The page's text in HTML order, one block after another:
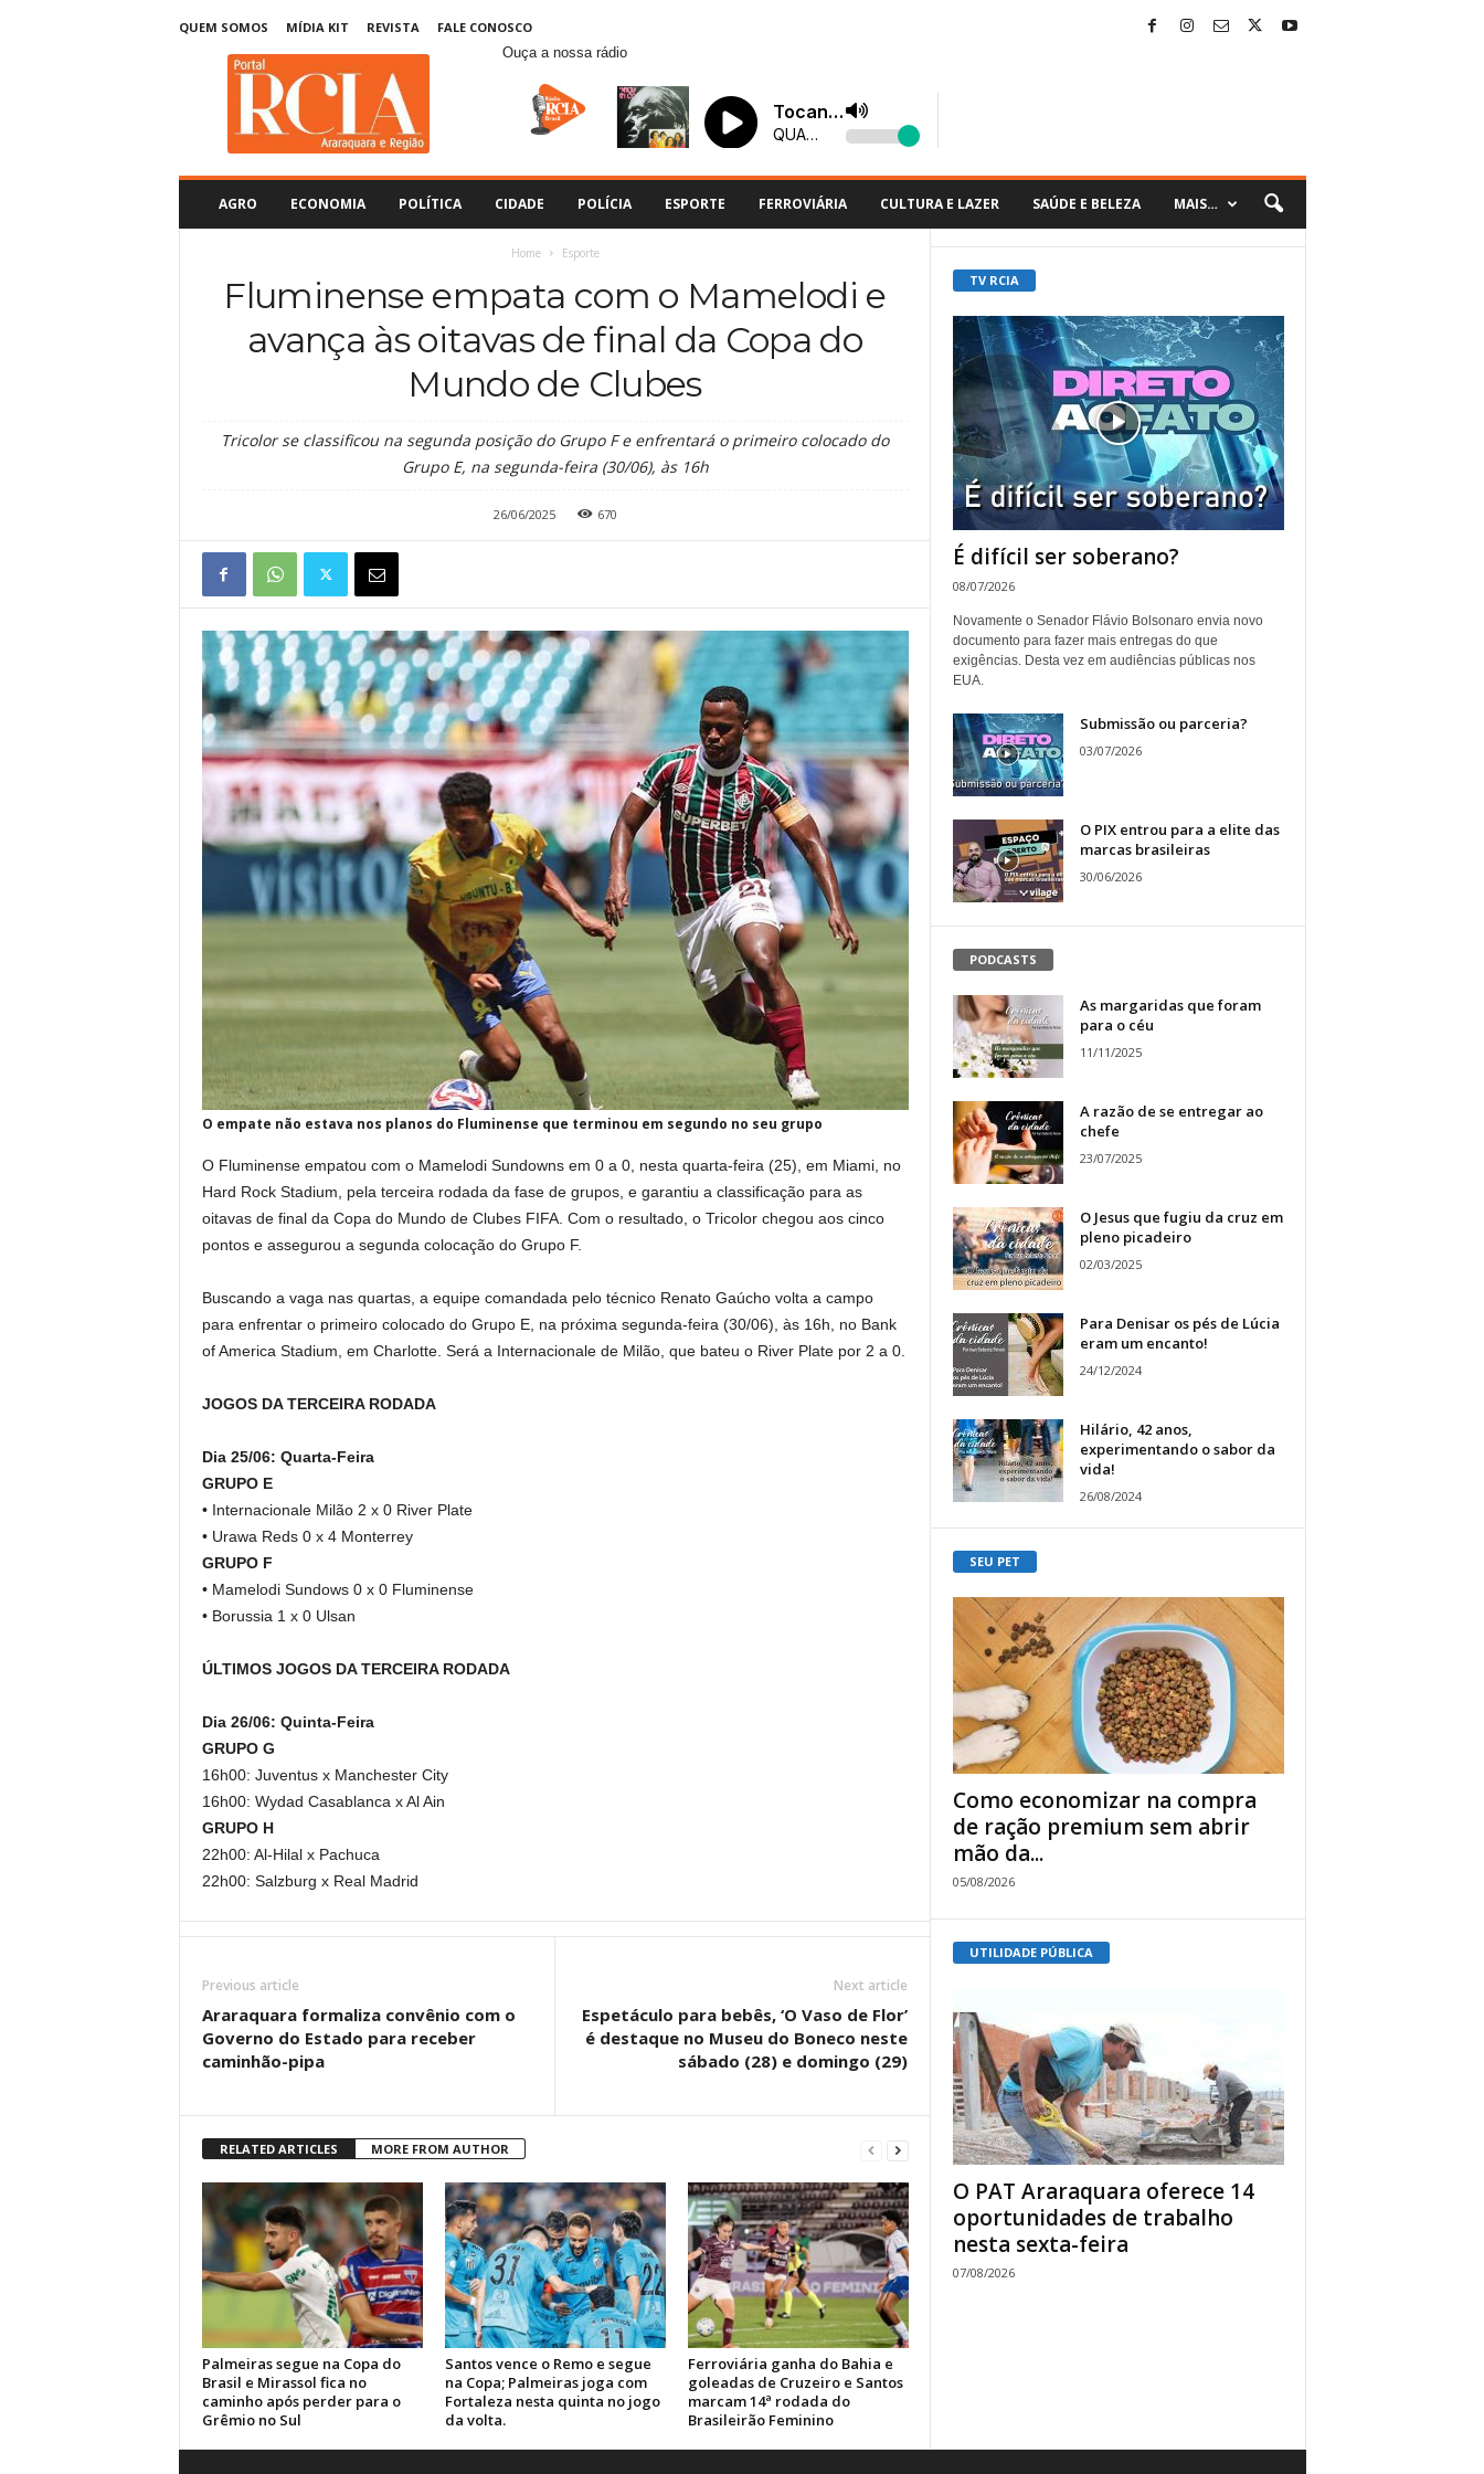
QUEM SOMOS MÍDIA KIT REVISTA
FALE CONOSCO
Ouça a nossa rádio
AGRO ECONOMIA POLÍTICA CIDADE POLÍCIA ESPORTE FERROVIÁRIA CULTURA E LAZER SAÚDE E BELEZA MAIS…
Home Esporte
Fluminense empata com o Mamelodi e
avança às oitavas de final da Copa do
Mundo de Clubes
Tricolor se classificou na segunda posição do Grupo F e enfrentará o primeiro colocado do
Grupo E, na segunda-feira (30/06), às 16h
26/06/2025 670
O empate não estava nos planos do Fluminense que terminou em segundo no seu grupo
O Fluminense empatou com o Mamelodi Sundowns em 0 a 0, nesta quarta-feira (25), em Miami, no
Hard Rock Stadium, pela terceira rodada da fase de grupos, e garantiu a classificação para as
oitavas de final da Copa do Mundo de Clubes FIFA. Com o resultado, o Tricolor chegou aos cinco
pontos e assegurou a segunda colocação do Grupo F.
Buscando a vaga nas quartas, a equipe comandada pelo técnico Renato Gaúcho volta a campo
para enfrentar o primeiro colocado do Grupo E, na próxima segunda-feira (30/06), às 16h, no Bank
of America Stadium, em Charlotte. Será a Internacionale de Milão, que bateu o River Plate por 2 a 0.
JOGOS DA TERCEIRA RODADA
Dia 25/06: Quarta-Feira
GRUPO E
• Internacionale Milão 2 x 0 River Plate
• Urawa Reds 0 x 4 Monterrey
GRUPO F
• Mamelodi Sundows 0 x 0 Fluminense
• Borussia 1 x 0 Ulsan
ÚLTIMOS JOGOS DA TERCEIRA RODADA
Dia 26/06: Quinta-Feira
GRUPO G
16h00: Juventus x Manchester City
16h00: Wydad Casablanca x Al Ain
GRUPO H
22h00: Al-Hilal x Pachuca
22h00: Salzburg x Real Madrid
Previous article
Araraquara formaliza convênio com o
Governo do Estado para receber
caminhão-pipa
Next article
Espetáculo para bebês, ‘O Vaso de Flor’
é destaque no Museu do Boneco neste
sábado (28) e domingo (29)
RELATED ARTICLES MORE FROM AUTHOR
Palmeiras segue na Copa do
Brasil e Mirassol fica no
caminho após perder para o
Grêmio no Sul
Santos vence o Remo e segue
na Copa; Palmeiras joga com
Fortaleza nesta quinta no jogo
da volta.
Ferroviária ganha do Bahia e
goleadas de Cruzeiro e Santos
marcam 14ª rodada do
Brasileirão Feminino
TV RCIA
É difícil ser soberano?
08/07/2026
Novamente o Senador Flávio Bolsonaro envia novo
documento para fazer mais entregas do que
exigências. Desta vez em audiências públicas nos
EUA.
Submissão ou parceria?
03/07/2026
O PIX entrou para a elite das
marcas brasileiras
30/06/2026
PODCASTS
As margaridas que foram
para o céu
11/11/2025
A razão de se entregar ao
chefe
23/07/2025
O Jesus que fugiu da cruz em
pleno picadeiro
02/03/2025
Para Denisar os pés de Lúcia
eram um encanto!
24/12/2024
Hilário, 42 anos,
experimentando o sabor da
vida!
26/08/2024
SEU PET
Como economizar na compra
de ração premium sem abrir
mão da...
05/08/2026
UTILIDADE PÚBLICA
O PAT Araraquara oferece 14
oportunidades de trabalho
nesta sexta-feira
07/08/2026